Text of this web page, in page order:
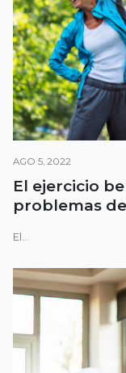
AGO 5, 2022
El ejercicio
problemas
El...